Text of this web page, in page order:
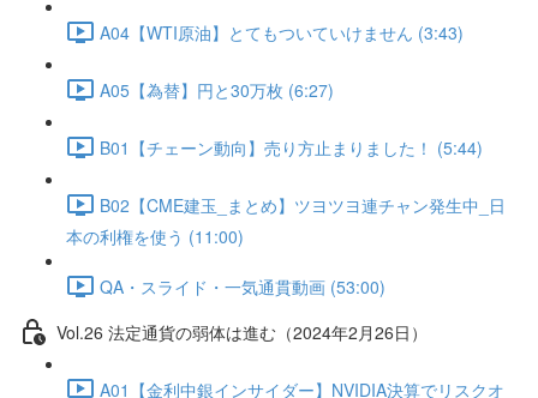
A04【WTI原油】とてもついていけません (3:43)
A05【為替】円と30万枚 (6:27)
B01【チェーン動向】売り方止まりました！ (5:44)
B02【CME建玉_まとめ】ツヨツヨ連チャン発生中_日
本の利権を使う (11:00)
QA・スライド・一気通貫動画 (53:00)
Vol.26 法定通貨の弱体は進む（2024年2月26日）
A01【金利中銀インサイダー】NVIDIA決算でリスクオ